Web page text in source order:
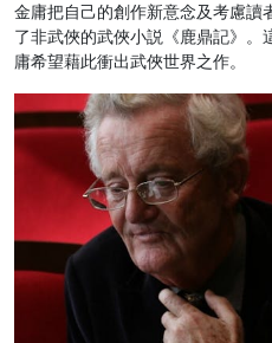
金庸把自己的創作新意念及考慮讀
了非武俠的武俠小説《鹿鼎記》。
庸希望藉此衝出武俠世界之作。